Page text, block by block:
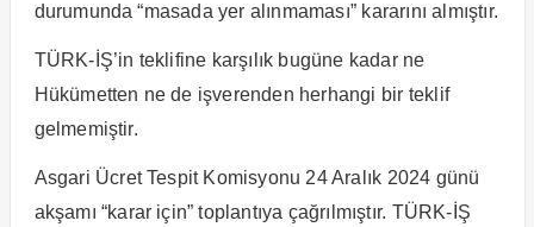
durumunda “masada yer alınmaması” kararını almıştır.
TÜRK-İŞ’in teklifine karşılık bugüne kadar ne
Hükümetten ne de işverenden herhangi bir teklif
gelmemiştir.
Asgari Ücret Tespit Komisyonu 24 Aralık 2024 günü
akşamı “karar için” toplantıya çağrılmıştır. TÜRK-İŞ